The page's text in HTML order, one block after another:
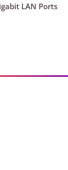
LAN Ports